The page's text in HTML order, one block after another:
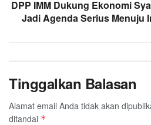
DPP IMM Dukung Ekonomi
Jadi Agenda Serius Menuju
Tinggalkan Balasan
Alamat email Anda tidak akan
ditandai *